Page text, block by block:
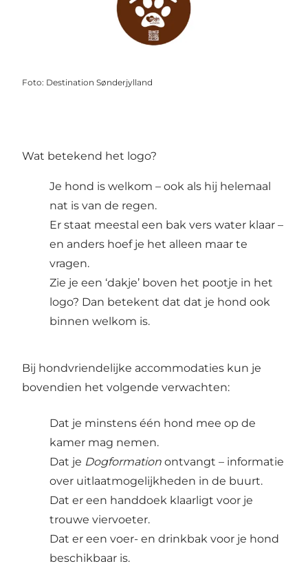
Foto: Destination Sønderjylland
Wat betekend het logo?
Je hond is welkom – ook als hij helemaal
nat is van de regen.
Er staat meestal een bak vers water klaar –
en anders hoef je het alleen maar te
vragen.
Zie je een ‘dakje’ boven het pootje in het
logo? Dan betekent dat dat je hond ook
binnen welkom is.
Bij hondvriendelijke accommodaties kun je
bovendien het volgende verwachten:
Dat je minstens één hond mee op de
kamer mag nemen.
Dat je Dogformation ontvangt – informatie
over uitlaatmogelijkheden in de buurt.
Dat er een handdoek klaarligt voor je
trouwe viervoeter.
Dat er een voer- en drinkbak voor je hond
beschikbaar is.